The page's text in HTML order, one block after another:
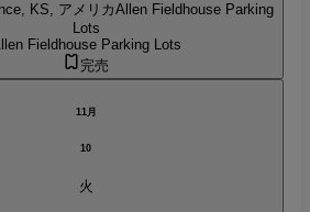
KS, アメリカAllen Fieldhouse Parking
Lots
Fieldhouse Parking Lots
完売
11月
10
火